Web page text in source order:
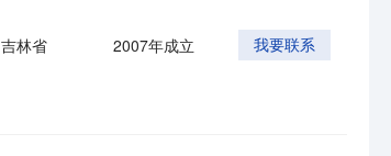
吉林省 2007年成立 我要联系